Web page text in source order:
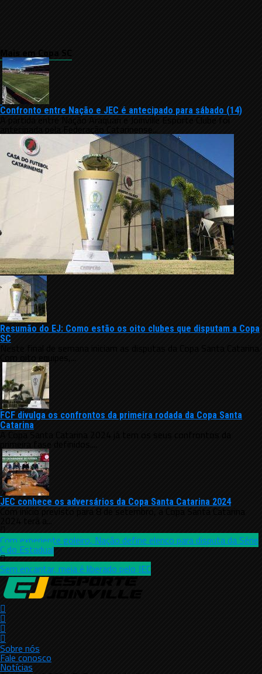
Confronto entre Nação e JEC é antecipado para sábado (14)
A partida entre Nação Araquari e Joinville Esporte Clube foi
Resumão do EJ: Como estão os oito clubes que disputam a Copa
SC
FCF divulga os confrontos da primeira rodada da Copa Santa
Catarina
JEC conhece os adversários da Copa Santa Catarina 2024
Com início previsto para 8 de setembro, a Copa Santa Catarina
Com experiente goleiro, Nação define elenco para disputa da Série
C do Estadual
Sem encantar, meia é liberado pelo JEC
Sobre nós
Fale conosco
Notícias